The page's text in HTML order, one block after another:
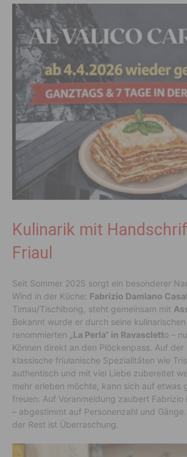
Kulinarik mit
Friaul
Seit Sommer 2025 sorgt ein besonderer
Wind in der Küche: Fabrizio Damiano
Timau/Tischlbong, steht gemeinsam mit
Bekannt wurde er durch seine
renommierten
„La Perla“ in Ravascletto –
Können direkt an den Plöckenpass. Auf
klassische friulanische Spezialitäten wie
authentisch und mit viel Liebe zubereitet
mehr erleben möchte, kann sich auf etwas
freuen: Auf Voranmeldung zaubert Fabrizio
– abgestimmt auf Personenzahl und
der Rest ist Überraschung.